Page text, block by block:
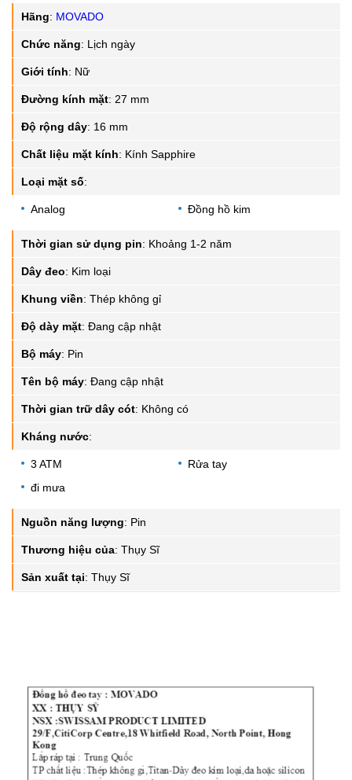
Hãng: MOVADO
Chức năng: Lịch ngày
Giới tính: Nữ
Đường kính mặt: 27 mm
Độ rộng dây: 16 mm
Chất liệu mặt kính: Kính Sapphire
Loại mặt số:
Analog Đồng hồ kim
Thời gian sử dụng pin: Khoảng 1-2 năm
Dây đeo: Kim loại
Khung viền: Thép không gỉ
Độ dày mặt: Đang cập nhật
Bộ máy: Pin
Tên bộ máy: Đang cập nhật
Thời gian trữ dây cót: Không có
Kháng nước:
3 ATM
Rửa tay
đi mưa
Nguồn năng lượng: Pin
Thương hiệu của: Thụy Sĩ
Sản xuất tại: Thụy Sĩ